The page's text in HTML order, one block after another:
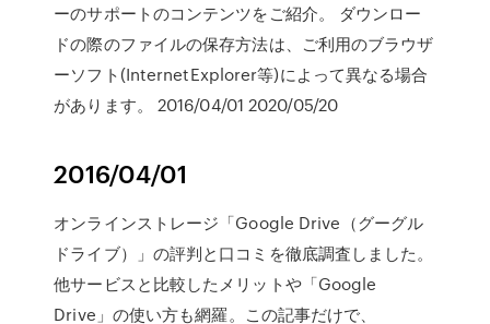
ーのサポートのコンテンツをご紹介。 ダウンロー
ドの際のファイルの保存方法は、ご利用のブラウザ
ーソフト(InternetExplorer等)によって異なる場合
があります。 2016/04/01 2020/05/20
2016/04/01
オンラインストレージ「Google Drive（グーグル
ドライブ）」の評判と口コミを徹底調査しました。
他サービスと比較したメリットや「Google
Drive」の使い方も網羅。この記事だけで、